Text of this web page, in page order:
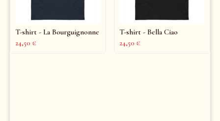
T-shirt - La Bourguignonne
24,50 €
T-shirt - Bella Ciao
24,50 €